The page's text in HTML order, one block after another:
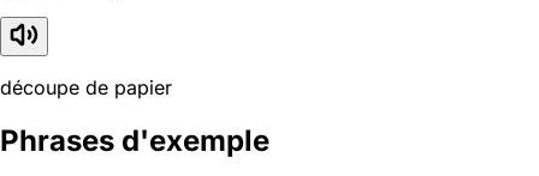
découpe de papier
Phrases d'exemple